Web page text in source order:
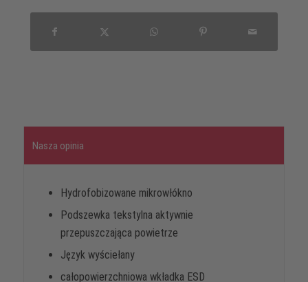
Nasza opinia
Hydrofobizowane mikrowłókno
Podszewka tekstylna aktywnie
przepuszczająca powietrze
Język wyściełany
całopowierzchniowa wkładka ESD